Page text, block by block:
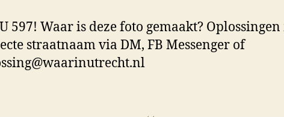
597! Waar is deze foto gemaakt? Oplossingen
straatnaam via DM, FB Messenger of